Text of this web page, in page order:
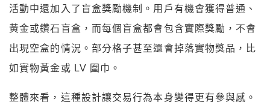
活動中還加入了盲盒獎勵機制。用戶有機會獲得普通、
黃金或鑽石盲盒，而每個盲盒都會包含實際獎勵，不會
出現空盒的情況。部分格子甚至還會掉落實物獎品，比
如實物黃金或 LV 圍巾。
整體來看，這種設計讓交易行為本身變得更有參與感。